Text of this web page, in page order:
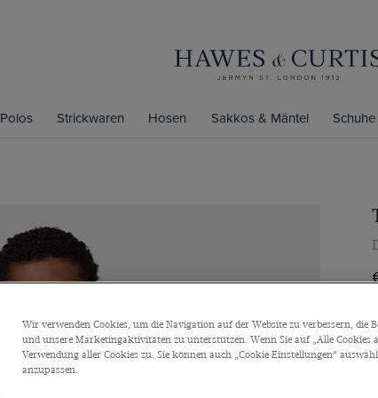
Polos Strickwaren Hosen Sakkos & Mäntel
Wir verwenden Cookies, um die Navigation auf der Website zu verbessern, die
und unsere Marketingaktivitäten zu unterstützen. Wenn Sie auf „Alle Cookies
Verwendung aller Cookies zu. Sie können auch „Cookie Einstellungen“
anzupassen.